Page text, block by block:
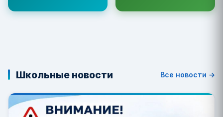
Школьные новости Все новости →